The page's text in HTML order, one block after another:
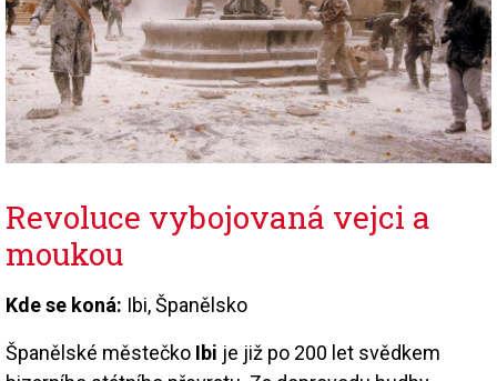
Revoluce vybojovaná vejci a
moukou
Kde se koná: Ibi, Španělsko
Španělské městečko Ibi je již po 200 let svědkem